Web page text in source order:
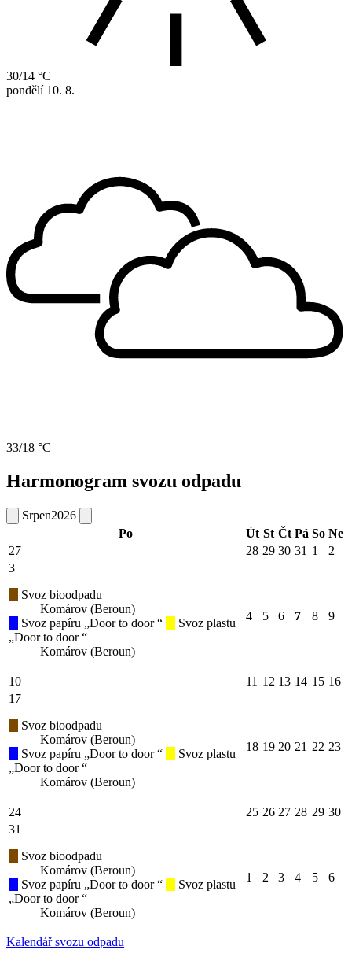
30/14 °C
pondělí 10. 8.
33/18 °C
Harmonogram svozu odpadu
Srpen2026
Po
Út St Čt Pá So Ne
27
28 29 30 31 1
2
3
Svoz bioodpadu
Komárov (Beroun)
Svoz papíru „Door to door “
Svoz plastu
„Door to door “
Komárov (Beroun)
4 5 6 7 8 9
10 11 12 13 14 15 16
17
Svoz bioodpadu
Komárov (Beroun)
Svoz papíru „Door to door “
Svoz plastu
„Door to door “
Komárov (Beroun)
18 19 20 21 22 23
24 25 26 27 28 29 30
31
Svoz bioodpadu
Komárov (Beroun)
Svoz papíru „Door to door “
Svoz plastu
„Door to door “
Komárov (Beroun)
1 2 3 4 5 6
Kalendář svozu odpadu